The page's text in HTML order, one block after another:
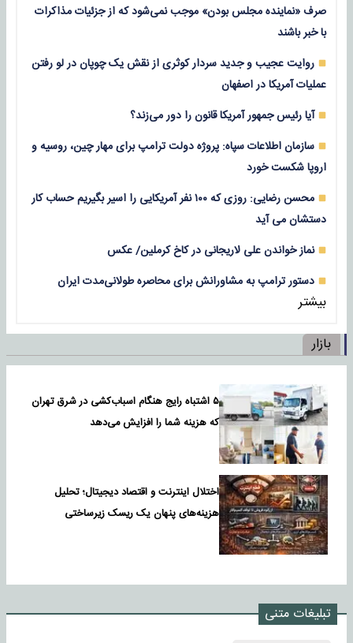
صرف «نماینده مجلس بودن» موجب نمی‌شود که از جزئیات مذاکرات
با خبر باشند
روایت عجیب و جدید سردار کوثری از نقش یک چوپان در لو رفتن
عملیات آمریکا در اصفهان
آیا رئیس جمهور آمریکا قانون را دور می‌زند؟
سازمان اطلاعات سپاه: پروژه دولت ترامپ برای مهار چین، روسیه و
اروپا شکست خورد
محسن رضایی: روزی که ۱۰۰ نفر آمریکایی را اسیر بگیریم حساب کار
دستشان می آید
نماز خواندن علی لاریجانی در کاخ کرملین/ عکس
دستور ترامپ به مشاورانش برای محاصره طولانی‌مدت ایران
بیشتر
بازار
۵ اشتباه رایج هنگام اسباب‌کشی در شرق تهران
که هزینه شما را افزایش می‌دهد
اختلال اینترنت و اقتصاد دیجیتال؛ تحلیل
هزینه‌های پنهان یک ریسک زیرساختی
تبلیغات متنی